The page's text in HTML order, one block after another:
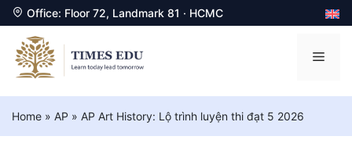
Office: Floor 72, Landmark 81 · HCMC
Chuyển
đến
nội
dung
Home » AP » AP Art History: Lộ trình luyện thi đạt 5 2026